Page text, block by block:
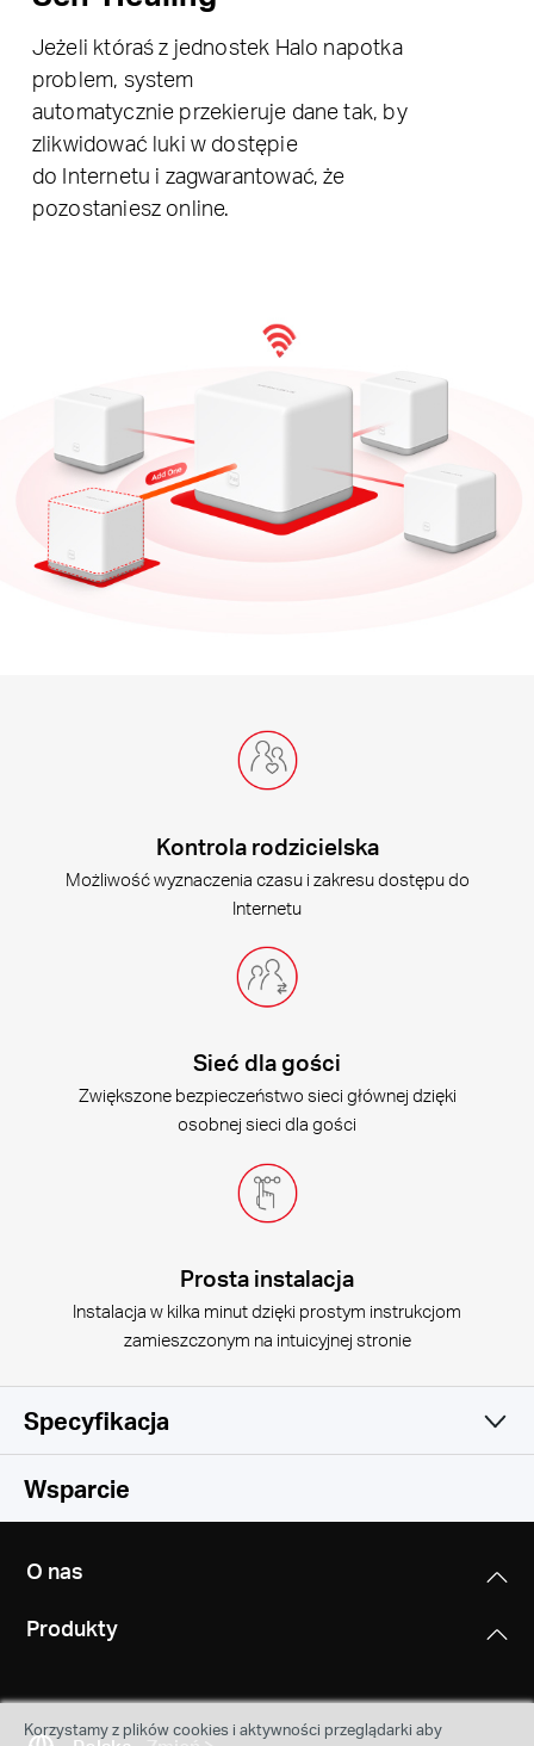
Jeżeli któraś z jednostek Halo napotka
problem, system
automatycznie przekieruje dane tak, by
zlikwidować luki w dostępie
do Internetu i zagwarantować, że
pozostaniesz online.
Kontrola rodzicielska
Możliwość wyznaczenia czasu i zakresu dostępu do
Internetu
Sieć dla gości
Zwiększone bezpieczeństwo sieci głównej dzięki
osobnej sieci dla gości
Prosta instalacja
Instalacja w kilka minut dzięki prostym instrukcjom
zamieszczonym na intuicyjnej stronie
Specyfikacja
Sieć bezprzewodowa
IEEE 802.11b/g/n
Częstotliwość pracy
Dynamiczne IP/Statyczne IP/PPPoE/PPTP/L2TP
Zarządzanie
Kontrola dostępu
Zawartość opakowania
Wsparcie
O nas
Produkty
Korzystamy z plików cookies i aktywności przeglądarki aby